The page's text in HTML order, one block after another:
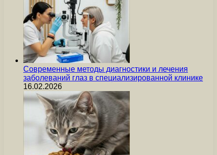
Современные методы диагностики и лечения
заболеваний глаз в специализированной клинике
16.02.2026